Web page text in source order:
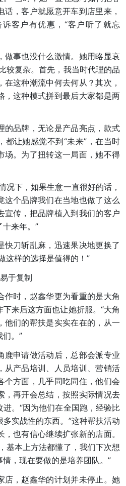
话，客户就愿意开车到店里来，
客户有优惠，“客户听了就忘
事也没什么激情。她用略显哀
较复杂。首先，我当时代理的品
这种潮流中何去何从？其次，
，这种模式拼到最后大家都是两
品牌，无论是产品亮点，款式
都让她感觉不到“未来”，在当时
场。为了扭转这一局面，她不得
下，如果生意一直很好的话，
这个品牌我们在当地也做了这么
宣传，把品牌植入到我们的客户
来年。”
刀斩乱麻，迅速果决地更换了
这样的选择是值得的！”
于复制
时，赵鑫华更为看重的是大角
来后这方面也让她折服。“大角
他们的帮扶是实实在在的，从一
。”
申请做活动后，总部会派专业
从产品培训、人员培训、营销活
个方面，几乎同吃同住，他们会
，再开会总结，按照实际情况去
。“因为他们在全国跑，经验比
实战性的东西。”这种帮扶活动
也有信心继续扩张新的店面。
基本上方法都懂了，我们下次想
，现在要做的是培养团队。”
，赵鑫华的计划并未停止。她